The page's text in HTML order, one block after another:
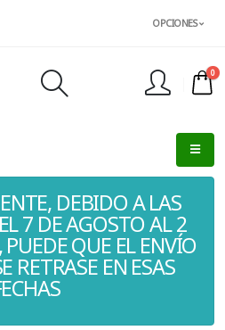
OPCIONES
0
DEBIDO A LAS
7 DE AGOSTO AL 2
QUE EL ENVÍO
RETRASE EN ESAS